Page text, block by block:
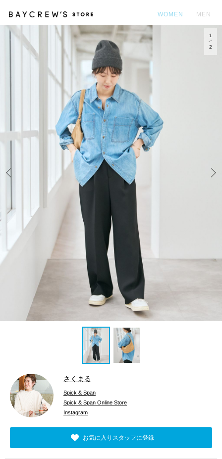
WOMEN MEN
1
2
さくまる
Spick & Span
Spick & Span Online Store
Instagram
お気に入りスタッフに登録